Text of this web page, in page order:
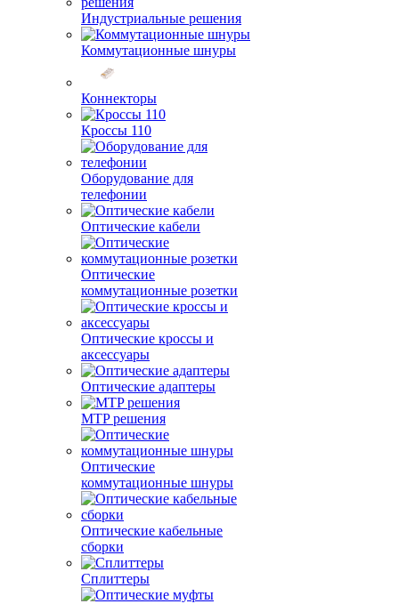
Индустриальные решения
Коммутационные шнуры
Коннекторы
Кроссы 110
Оборудование для
телефонии
Оптические кабели
Оптические
коммутационные розетки
Оптические кроссы и
аксессуары
Оптические адаптеры
MTP решения
Оптические
коммутационные шнуры
Оптические кабельные
сборки
Сплиттеры